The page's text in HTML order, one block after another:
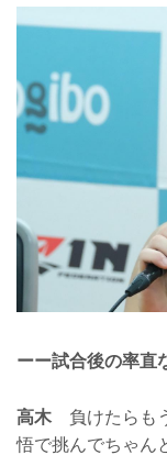
ーー試合後の率直
高木 負けたらも
悟で挑んでちゃん